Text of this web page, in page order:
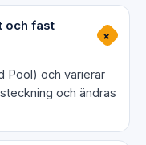
och fast
+
Pool) och varierar
och ändras